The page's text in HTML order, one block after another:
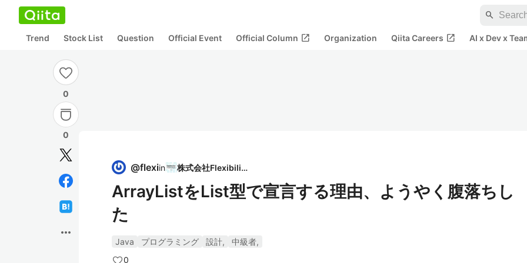
search
Trend Stock List Question Official Event Official Column open_in_new Organization Qiita Careers open_in_new AI x Dev x
0
0
more_horiz
@flexiin 株式会社Flexibility
ArrayListをList型で宣言する理由、ようやく腹落ちし
た
Java プログラミング 設計,
中級者,
0